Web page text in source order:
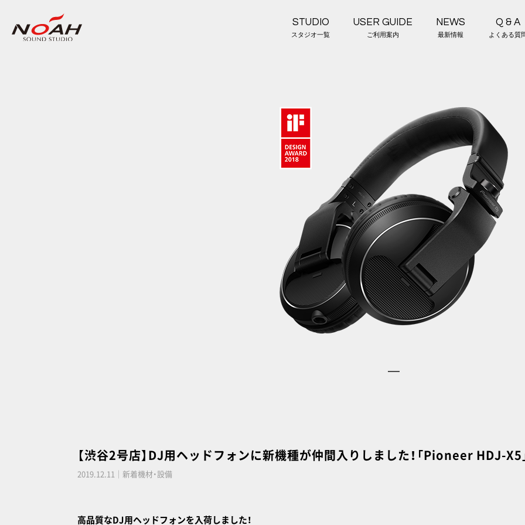
STUDIO
スタジオ一覧
USER GUIDE
ご利用案内
NEWS
最新情報
Q & A
よくある質
【渋谷2号店】DJ用ヘッドフォンに新機種が仲間入りしました！「Pioneer HDJ-X5
2019.12.11｜新着機材・設備
高品質なDJ用ヘッドフォンを入荷しました！